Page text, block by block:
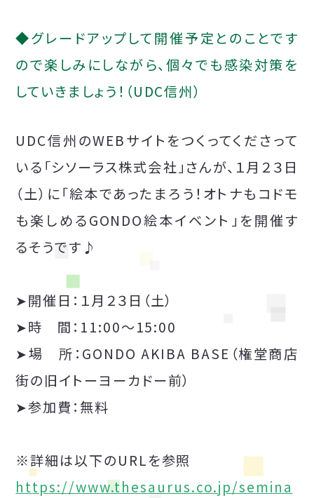
◆グレードアップして開催予定とのことです
ので楽しみにしながら、個々でも感染対策を
していきましょう！（UDC信州）
UDC信州のWEBサイトをつくってくださって
いる「シソーラス株式会社」さんが、１月２３日
（土）に「絵本であったまろう！オトナもコドモ
も楽しめるGONDO絵本イベント」を開催す
るそうです♪
➤開催日：１月２３日（土）
➤時 間：11:00～15:00
➤場 所：GONDO AKIBA BASE（権堂商店
街の旧イトーヨーカドー前）
➤参加費：無料
※詳細は以下のURLを参照
https://www.thesaurus.co.jp/semina